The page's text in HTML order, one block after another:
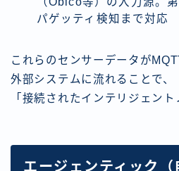
パゲッティ検知まで対応
これらのセンサーデータが
外部システムに流れることで、
「接続されたインテリジェント
エージェンティック（